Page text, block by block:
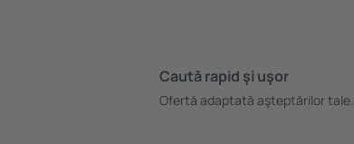
Caută rapid şi uşor
Ofertă adaptată aşteptărilor tale.